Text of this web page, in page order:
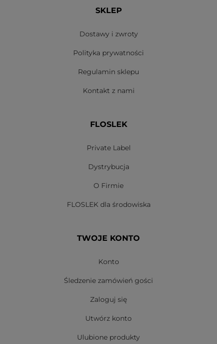
SKLEP
Dostawy i zwroty
Polityka prywatności
Regulamin sklepu
Kontakt z nami
FLOSLEK
Private Label
Dystrybucja
O Firmie
FLOSLEK dla środowiska
TWOJE KONTO
Konto
Śledzenie zamówień gości
Zaloguj się
Utwórz konto
Ulubione produkty